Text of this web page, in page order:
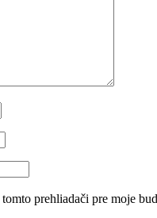
prehliadači pre moje